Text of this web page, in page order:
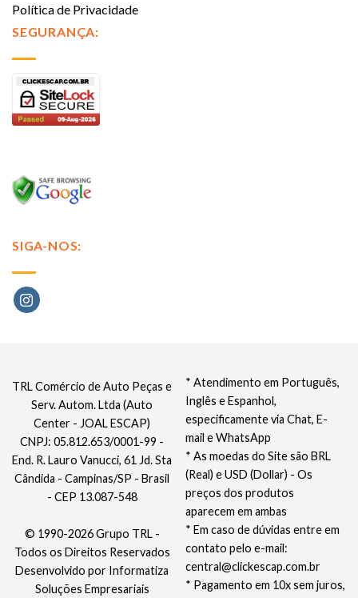
Política de Privacidade
SEGURANÇA:
SIGA-NOS:
* Atendimento em Português,
Inglês e Espanhol,
especificamente via Chat, E-
mail e WhatsApp
* As moedas do Site são BRL
(Real) e USD (Dollar) - Os
preços dos produtos
aparecem em ambas
* Em caso de dúvidas entre em
contato pelo e-mail:
central@clickescap.com.br
* Pagamento em 10x sem juros,
TRL Comércio de Auto Peças e
Serv. Autom. Ltda (Auto
Center - JOAL ESCAP)
CNPJ: 05.812.653/0001-99 -
End. R. Lauro Vanucci, 61 Jd. Sta
Cândida - Campinas/SP - Brasil
- CEP 13.087-548
© 1990-2026 Grupo TRL -
Todos os Direitos Reservados
Desenvolvido por Informatiza
Soluções Empresariais